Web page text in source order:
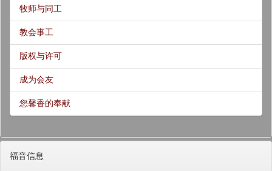
牧师与同工
教会事工
版权与许可
成为会友
您馨香的奉献
福音信息